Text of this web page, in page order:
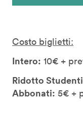
Costo biglietti:
Intero: 10€ +
Ridotto
Abbonati: 5€ +